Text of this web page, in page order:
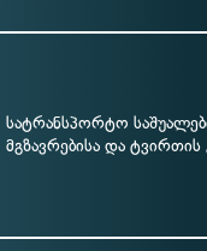
სატრანსპორტო
მგზავრებისა და ტვირთის